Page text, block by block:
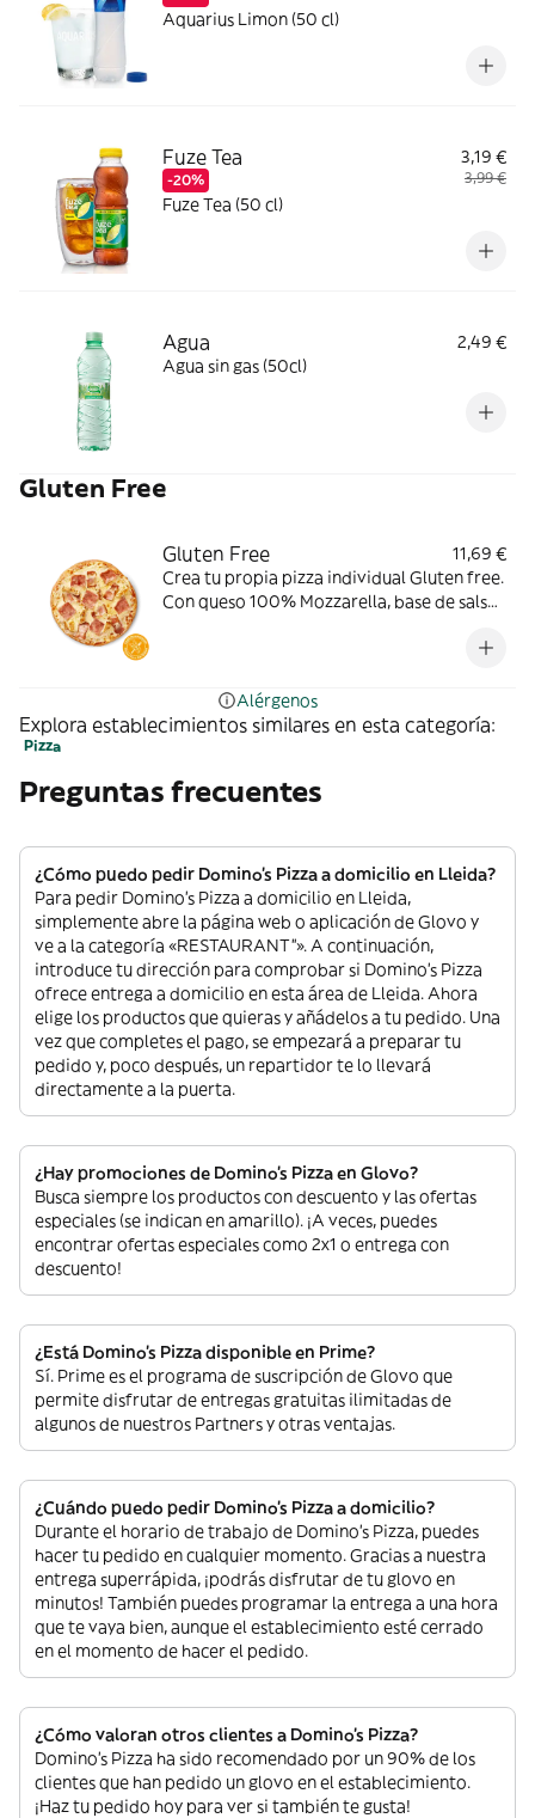
Aquarius Limon (50 cl)
Fuze Tea
-20%
3,19 €
3,99 €
Fuze Tea (50 cl)
Agua
2,49 €
Agua sin gas (50cl)
Gluten Free
Gluten Free
11,69 €
Crea tu propia pizza individual Gluten free.
Con queso 100% Mozzarella, base de salsa
Alérgenos
Explora establecimientos similares en esta categoría:
Pizza
Preguntas frecuentes
¿Cómo puedo pedir Domino's Pizza a domicilio en Lleida?
Para pedir Domino's Pizza a domicilio en Lleida,
simplemente abre la página web o aplicación de Glovo y
ve a la categoría «RESTAURANT”». A continuación,
introduce tu dirección para comprobar si Domino's Pizza
ofrece entrega a domicilio en esta área de Lleida. Ahora
elige los productos que quieras y añádelos a tu pedido. Una
vez que completes el pago, se empezará a preparar tu
pedido y, poco después, un repartidor te lo llevará
directamente a la puerta.
¿Hay promociones de Domino's Pizza en Glovo?
Busca siempre los productos con descuento y las ofertas
especiales (se indican en amarillo). ¡A veces, puedes
encontrar ofertas especiales como 2x1 o entrega con
descuento!
¿Está Domino's Pizza disponible en Prime?
Sí. Prime es el programa de suscripción de Glovo que
permite disfrutar de entregas gratuitas ilimitadas de
algunos de nuestros Partners y otras ventajas.
¿Cuándo puedo pedir Domino's Pizza a domicilio?
Durante el horario de trabajo de Domino's Pizza, puedes
hacer tu pedido en cualquier momento. Gracias a nuestra
entrega superrápida, ¡podrás disfrutar de tu glovo en
minutos! También puedes programar la entrega a una hora
que te vaya bien, aunque el establecimiento esté cerrado
en el momento de hacer el pedido.
¿Cómo valoran otros clientes a Domino's Pizza?
Domino's Pizza ha sido recomendado por un 90% de los
clientes que han pedido un glovo en el establecimiento.
¡Haz tu pedido hoy para ver si también te gusta!